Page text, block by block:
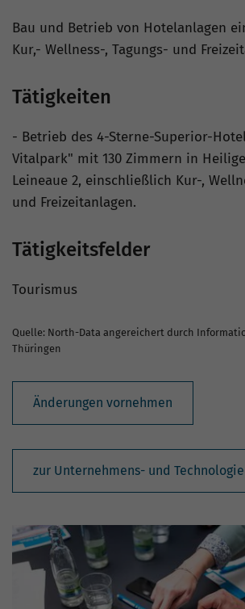
Bau und Betrieb von Hotelanlagen
Kur,- Wellness-, Tagungs- und
Tätigkeiten
- Betrieb des 4-Sterne-Superior-
Vitalpark" mit 130 Zimmern in
Leineaue 2, einschließlich Kur-,
und Freizeitanlagen.
Tätigkeitsfelder
Tourismus
Quelle: North-Data angereichert durch
Thüringen
Änderungen vornehmen
zur Unternehmens- und